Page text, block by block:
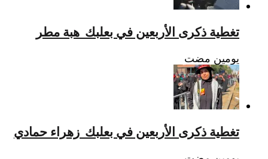
تغطية ذكرى الأربعين في بعلبك_هبة مطر
‏يومين مضت
تغطية ذكرى الأربعين في بعلبك_زهراء حمادي